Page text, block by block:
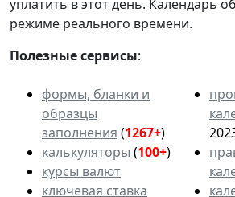
уплатить в этот день. Календарь
режиме реального времени.
Полезные сервисы:
формы, бланки и
образцы
заполнения (1267+)
калькуляторы (100+)
курсы валют
ключевая ставка